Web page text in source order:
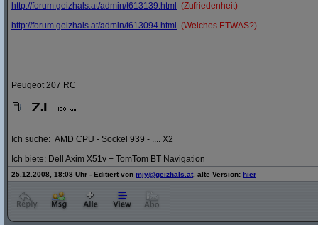
http://forum.geizhals.at/admin/t613139.html
(Zufriedenheit)
http://forum.geizhals.at/admin/t613094.html (Welches ETWAS?)
Peugeot 207 RC
Ich suche: AMD CPU - Sockel 939 - .... X2
Ich biete: Dell Axim X51v + TomTom BT Navigation
25.12.2008, 18:08 Uhr - Editiert von mjy@geizhals.at , alte Version: hier